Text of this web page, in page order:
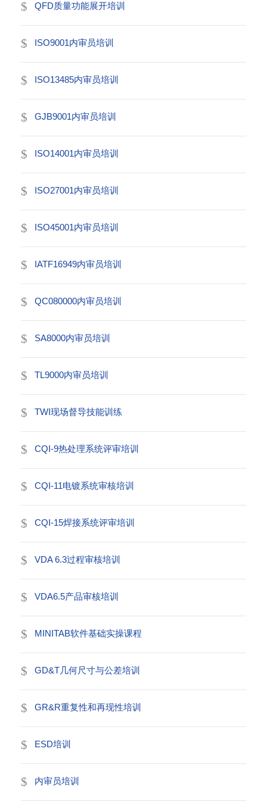
QFD质量功能展开培训
ISO9001内审员培训
ISO13485内审员培训
GJB9001内审员培训
ISO14001内审员培训
ISO27001内审员培训
ISO45001内审员培训
IATF16949内审员培训
QC080000内审员培训
SA8000内审员培训
TL9000内审员培训
TWI现场督导技能训练
CQI-9热处理系统评审培训
CQI-11电镀系统审核培训
CQI-15焊接系统评审培训
VDA 6.3过程审核培训
VDA6.5产品审核培训
MINITAB软件基础实操课程
GD&T几何尺寸与公差培训
GR&R重复性和再现性培训
ESD培训
内审员培训